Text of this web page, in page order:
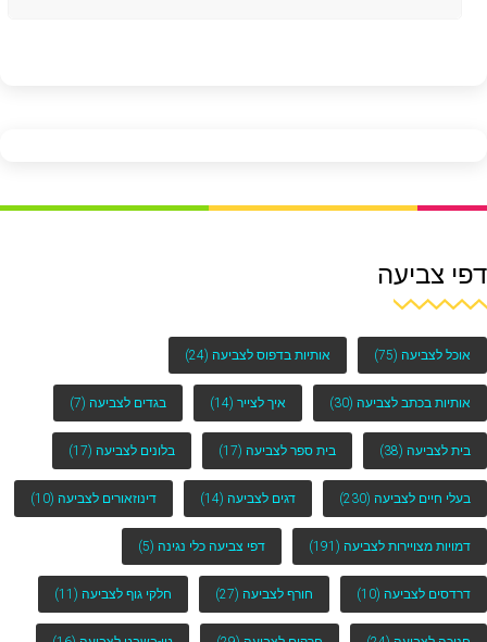
דפי צביעה
אוכל לצביעה (75) אותיות בדפוס לצביעה (24)
אותיות בכתב לצביעה (30) איך לצייר (14) בגדים לצביעה (7)
בית לצביעה (38) בית ספר לצביעה (17) בלונים לצביעה (17)
בעלי חיים לצביעה (230) דגים לצביעה (14) דינוזאורים לצביעה (10)
דמויות מצויירות לצביעה (191) דפי צביעה כלי נגינה (5)
דרדסים לצביעה (10) חורף לצביעה (27) חלקי גוף לצביעה (11)